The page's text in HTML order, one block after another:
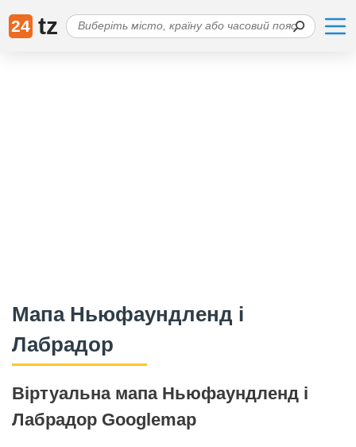
24 tz
Мапа Ньюфаундленд і
Лабрадор
Віртуальна мапа Ньюфаундленд і
Лабрадор Googlemap